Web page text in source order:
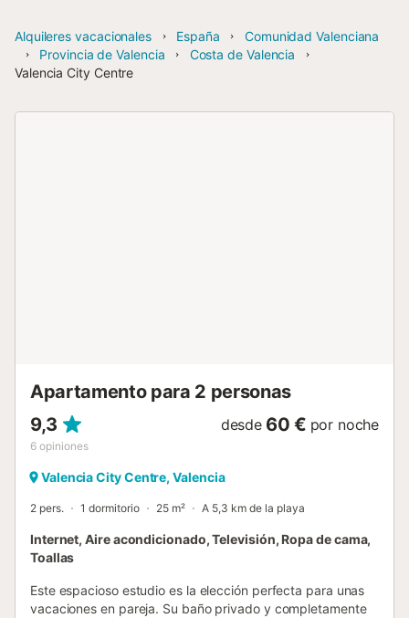
Alquileres vacacionales España
Comunidad Valenciana
Provincia de Valencia
Costa de Valencia
Valencia City Centre
Apartamento para 2 personas
9,3
6 opiniones
desde 60 € por noche
Valencia City Centre, Valencia
2 pers. 1 dormitorio 25 m² A 5,3 km de la playa
Internet, Aire acondicionado, Televisión, Ropa de cama,
Toallas
Este espacioso estudio es la elección perfecta para unas
vacaciones en pareja. Su baño privado y completamente